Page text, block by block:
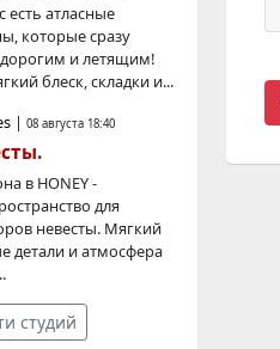
есть атласные
которые сразу
и летящим!
блеск, складки и...
| 08 августа 18:40
в HONEY -
для
невесты. Мягкий
детали и атмосфера
студий